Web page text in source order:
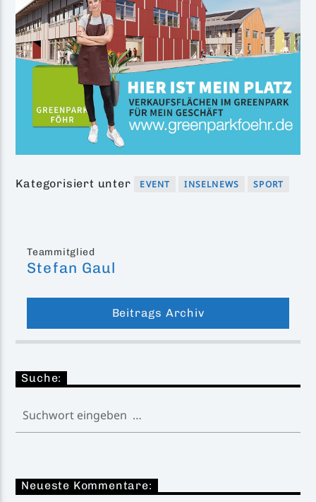
Kategorisiert unter EVENT INSELNEWS SPORT
Teammitglied
Stefan Gaul
Beitrags Archiv
Suche:
Neueste Kommentare: